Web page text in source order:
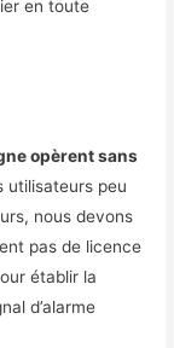
en toute
opèrent sans
utilisateurs peu
nous devons
pas de licence
établir la
d’alarme